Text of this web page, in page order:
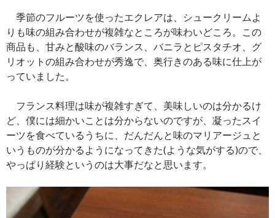
季節のフルーツを使ったエクレアは、シュークリームよ
りも味の組み合わせが複雑なところが味わいどころ。この
商品も、甘みと酸味のバランス、バニラとピスタチオ、グ
リオットの組み合わせが秀逸で、奥行きのある味に仕上が
っていました。
フランス料理は味が複雑すぎて、美味しいのは分かるけ
ど、僕には細かいことは分からないのですが、凝ったスイ
ーツを食べているうちに、だんだんと味のマリアージュと
いうものが分かるようになってきた(ような気がする)ので、
やっぱり経験というのは大事だなと思います。